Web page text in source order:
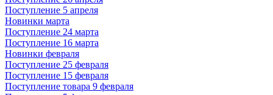
Поступление 5 апреля
Новинки марта
Поступление 24 марта
Поступление 16 марта
Новинки февраля
Поступление 25 февраля
Поступление 15 февраля
Поступление товара 9 февраля